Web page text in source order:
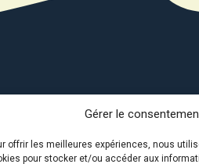
Gérer le
offrir les meilleures expériences, nous
pour stocker et/ou accéder aux
Avec le soutien de :